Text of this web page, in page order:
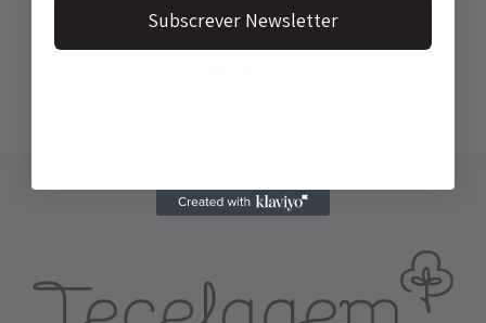
Subscrever Newsletter